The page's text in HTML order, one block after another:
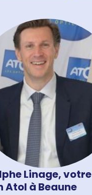
Linage, votre
Atol à Beaune